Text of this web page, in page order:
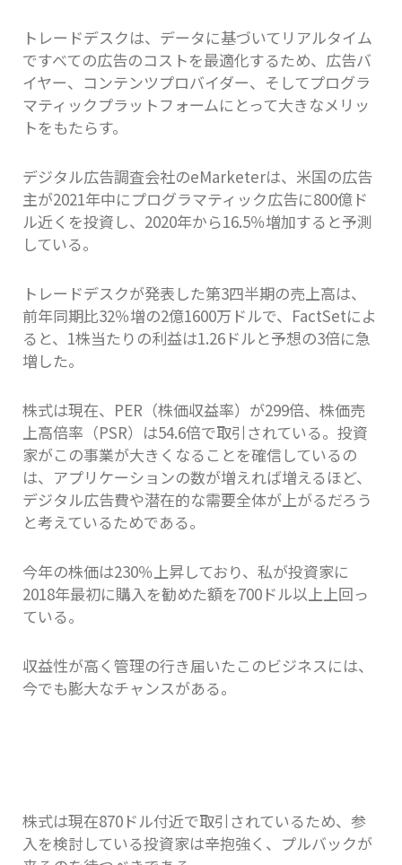
トレードデスクは、データに基づいてリアルタイム
ですべての広告のコストを最適化するため、広告バ
イヤー、コンテンツプロバイダー、そしてプログラ
マティックプラットフォームにとって大きなメリッ
トをもたらす。
デジタル広告調査会社のeMarketerは、米国の広告
主が2021年中にプログラマティック広告に800億ド
ル近くを投資し、2020年から16.5％増加すると予測
している。
トレードデスクが発表した第3四半期の売上高は、
前年同期比32％増の2億1600万ドルで、FactSetによ
ると、1株当たりの利益は1.26ドルと予想の3倍に急
増した。
株式は現在、PER（株価収益率）が299倍、株価売
上高倍率（PSR）は54.6倍で取引されている。投資
家がこの事業が大きくなることを確信しているの
は、アプリケーションの数が増えれば増えるほど、
デジタル広告費や潜在的な需要全体が上がるだろう
と考えているためである。
今年の株価は230％上昇しており、私が投資家に
2018年最初に購入を勧めた額を700ドル以上上回っ
ている。
収益性が高く管理の行き届いたこのビジネスには、
今でも膨大なチャンスがある。
株式は現在870ドル付近で取引されているため、参
入を検討している投資家は辛抱強く、プルバックが